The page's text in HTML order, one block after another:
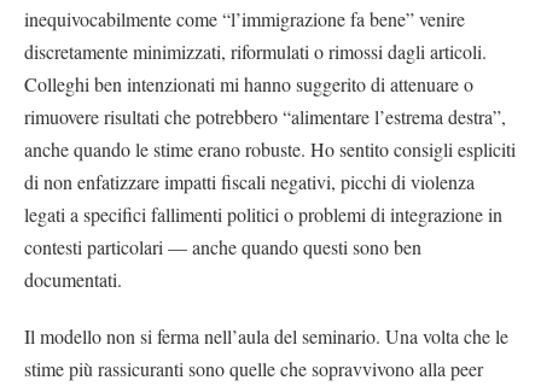
inequivocabilmente come “l’immigrazione fa bene” venire
discretamente minimizzati, riformulati o rimossi dagli articoli.
Colleghi ben intenzionati mi hanno suggerito di attenuare o
rimuovere risultati che potrebbero “alimentare l’estrema destra”,
anche quando le stime erano robuste. Ho sentito consigli espliciti
di non enfatizzare impatti fiscali negativi, picchi di violenza
legati a specifici fallimenti politici o problemi di integrazione in
contesti particolari — anche quando questi sono ben
documentati.
Il modello non si ferma nell’aula del seminario. Una volta che le
stime più rassicuranti sono quelle che sopravvivono alla peer